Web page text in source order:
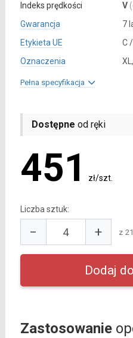
Indeks prędkości
V
Gwarancja
7
Etykieta UE
C
Oznaczenia
Pełna specyfikacja
Dostępne od ręki
451 zł/szt.
Liczba sztuk:
− + z
Zastosowanie